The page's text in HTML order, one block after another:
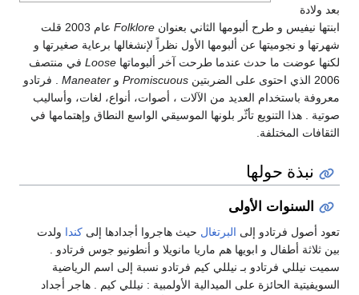
ولادة
نيفيس و طرح ألبومها الثاني بعنوانFolklore
عام 2003 قلت
و نجوميتها عن ألبومها الأول نظراً لإنشغالها برعاية صغيرتها و
عوضت ما حدث عندما طرحت آخر ألبوماتهاLooseفي منتصف
احتوى على الضربتين
PromiscuousوManeater. فرتادو
باستخدام العديد من الآلات ، أصوات، أنواع، لغات، وأساليب
. هذا التنويع تأثّر بلونها الموسيقي الواسع النطاق وإهتمامها في
المختلفة.
نبذة حولها
السنوات الأولى
أصول فرتادو إلى البرتغال حيث هاجروا أجدادها إلى كندا ولدت
ثلاثة أطفال و ابويها هم ماريا مانويلا و أنطونيو جوس فرتادو .
نيللي فرتادو بـ نيللي كيم فرتادو نسبة إلى اسم الرياضية
الحائزة على الميدالية الأولمبية : نيللي كيم . هاجر أجداد